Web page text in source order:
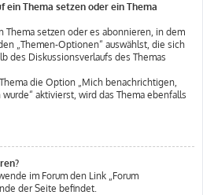
ein Thema setzen oder ein Thema
Thema setzen oder es abonnieren, in dem
„Themen-Optionen“ auswählst, die sich
des Diskussionsverlaufs des Themas
die Option „Mich benachrichtigen,
aktivierst, wird das Thema ebenfalls
im Forum den Link „Forum
der Seite befindet.